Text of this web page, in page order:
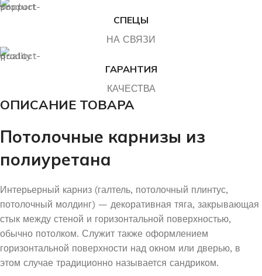
СПЕЦЫ
НА СВЯЗИ
ГАРАНТИЯ
КАЧЕСТВА
ОПИСАНИЕ ТОВАРА
Потолочные карнизы из
полиуретана
Интерьерный карниз (галтель, потолочный плинтус,
потолочный молдинг) — декоративная тяга, закрывающая
стык между стеной и горизонтальной поверхностью,
обычно потолком. Служит также оформлением
горизонтальной поверхности над окном или дверью, в
этом случае традиционно называется сандриком.